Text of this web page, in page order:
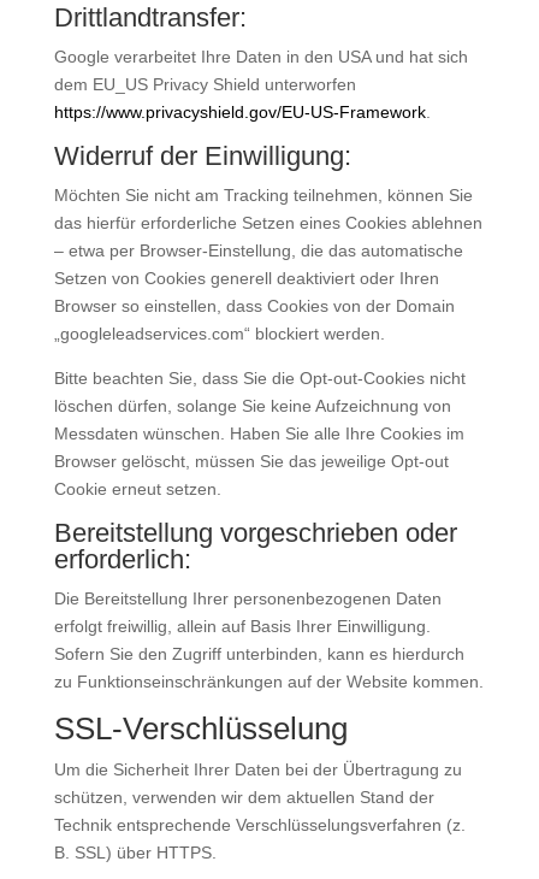
Drittlandtransfer:
Google verarbeitet Ihre Daten in den USA und hat sich
dem EU_US Privacy Shield unterworfen
https://www.privacyshield.gov/EU-US-Framework.
Widerruf der Einwilligung:
Möchten Sie nicht am Tracking teilnehmen, können Sie
das hierfür erforderliche Setzen eines Cookies ablehnen
– etwa per Browser-Einstellung, die das automatische
Setzen von Cookies generell deaktiviert oder Ihren
Browser so einstellen, dass Cookies von der Domain
„googleleadservices.com“ blockiert werden.
Bitte beachten Sie, dass Sie die Opt-out-Cookies nicht
löschen dürfen, solange Sie keine Aufzeichnung von
Messdaten wünschen. Haben Sie alle Ihre Cookies im
Browser gelöscht, müssen Sie das jeweilige Opt-out
Cookie erneut setzen.
Bereitstellung vorgeschrieben oder
erforderlich:
Die Bereitstellung Ihrer personenbezogenen Daten
erfolgt freiwillig, allein auf Basis Ihrer Einwilligung.
Sofern Sie den Zugriff unterbinden, kann es hierdurch
zu Funktionseinschränkungen auf der Website kommen.
SSL-Verschlüsselung
Um die Sicherheit Ihrer Daten bei der Übertragung zu
schützen, verwenden wir dem aktuellen Stand der
Technik entsprechende Verschlüsselungsverfahren (z.
B. SSL) über HTTPS.